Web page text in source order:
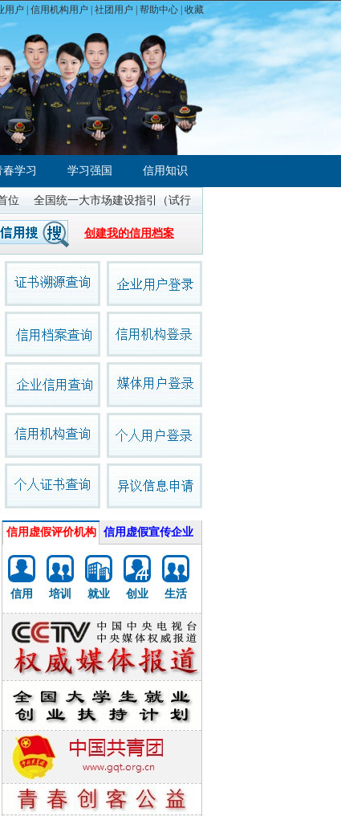
用户 信用机构用户 社团用户 帮助中心 | 收藏
春学习 学习强国 信用知识
国统一大市场建设指引（试行） 国务院办公厅《关于严格规范
创建我的信用档案
信用虚假评价机构 信用虚假宣传企业
信用 培训 就业 创业 生活